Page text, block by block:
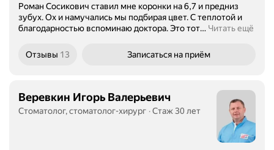
Роман Сосикович ставил мне коронки на 6,7 и предниз
зубух. Ох и намучались мы подбирая цвет. С теплотой и
благодарностью вспоминаю доктора. Это тот… Читать ещё
Отзывы 13 Записаться на приём
Веревкин Игорь Валерьевич
Стоматолог, стоматолог-хирург Стаж 30 лет